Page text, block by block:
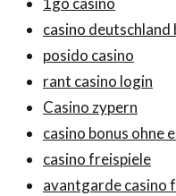
casino
posido casino
rant casino login
Casino zypern
casino bonus ohne
casino freispiele
avantgarde casino